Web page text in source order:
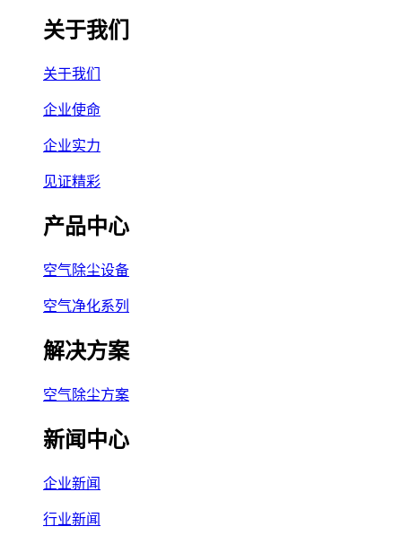
关于我们
关于我们
企业使命
企业实力
见证精彩
产品中心
空气除尘设备
空气净化系列
解决方案
空气除尘方案
新闻中心
企业新闻
行业新闻